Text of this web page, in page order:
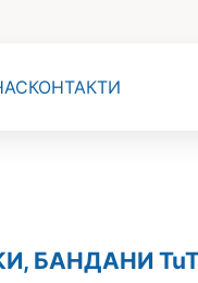
КОНТАКТИ
БАНДАНИ